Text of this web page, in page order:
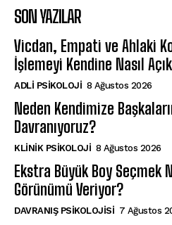
SON YAZILAR
Vicdan, Empati ve Ahlaki
İşlemeyi Kendine Nasıl
ADLI PSIKOLOJI 8 Ağustos 2026
Neden Kendimize
Davranıyoruz?
KLINIK PSIKOLOJI 8 Ağustos 2026
Ekstra Büyük Boy Seçmek
Görünümü Veriyor?
DAVRANIŞ PSIKOLOJISI 7 Ağustos